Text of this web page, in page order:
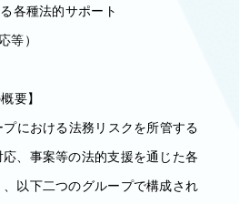
各種法的サポート
等）
要】
における法務リスクを所管する
、事案等の法的支援を通じた各
以下二つのグループで構成され